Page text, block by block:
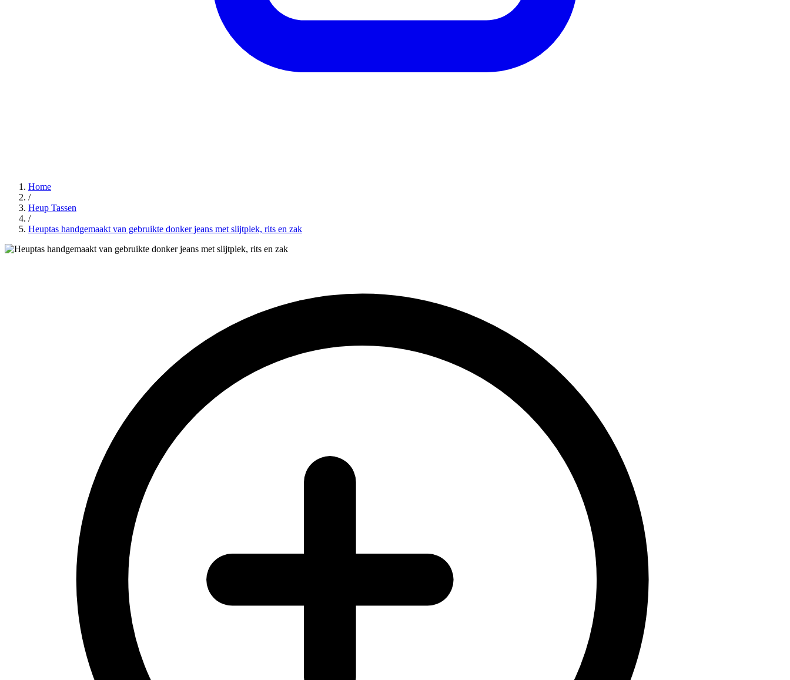
Home
/
Heup Tassen
/
Heuptas handgemaakt van gebruikte donker jeans met slijtplek, rits en zak